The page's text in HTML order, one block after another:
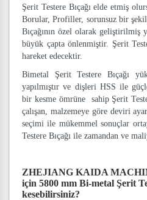
Şerit Testere Bıçağı elde etmiş
Borular, Profiller, sorunsuz bir
Bıçağının özel olarak geliştirilmiş
büyük çapta önlenmiştir. Şerit
hareket edecektir.
Bimetal Şerit Testere Bıçağı
yapılmıştır ve dişleri HSS ile
bir kesme ömrüne sahip Şerit
çalışan, malzemeye göre deviri
seçimi ile mükemmel sonuçlar
Testere Bıçağı ile zamandan ve
ZHEJIANG KAIDA
için 5800 mm Bi-metal Şerit
kesebilirsiniz?